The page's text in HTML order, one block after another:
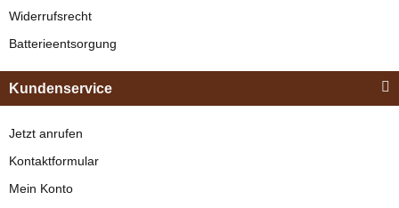
Widerrufsrecht
Batterieentsorgung
Kundenservice
Jetzt anrufen
Kontaktformular
Mein Konto